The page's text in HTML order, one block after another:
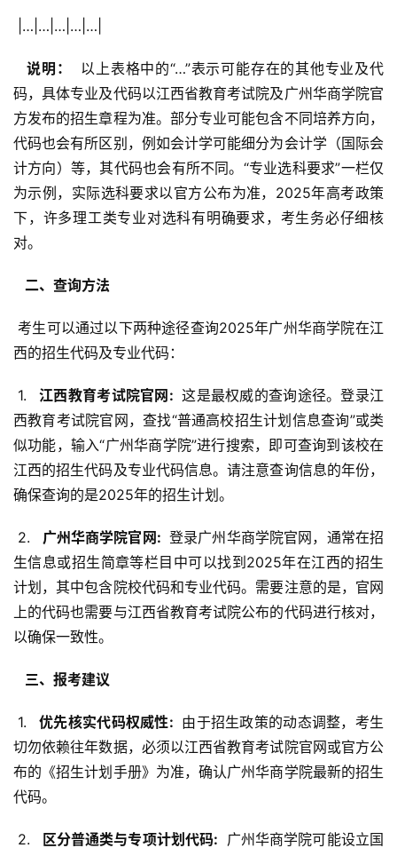
|…|…|…|…|…|
  说明：
以上表格中的“…”表示可能存在的其他专业及代
码，具体专业及代码以江西省教育考试院及广州华商学院官
方发布的招生章程为准。部分专业可能包含不同培养方向，
代码也会有所区别，例如会计学可能细分为会计学（国际会
计方向）等，其代码也会有所不同。“专业选科要求”一栏仅
为示例，实际选科要求以官方公布为准，2025年高考政策
下，许多理工类专业对选科有明确要求，考生务必仔细核
对。
  二、查询方法
考生可以通过以下两种途径查询2025年广州华商学院在江
西的招生代码及专业代码：
1.
  江西教育考试院官网:
这是最权威的查询途径。登录江
西教育考试院官网，查找“普通高校招生计划信息查询”或类
似功能，输入“广州华商学院”进行搜索，即可查询到该校在
江西的招生代码及专业代码信息。请注意查询信息的年份，
确保查询的是2025年的招生计划。
2.
  广州华商学院官网:
登录广州华商学院官网，通常在招
生信息或招生简章等栏目中可以找到2025年在江西的招生
计划，其中包含院校代码和专业代码。需要注意的是，官网
上的代码也需要与江西省教育考试院公布的代码进行核对，
以确保一致性。
  三、报考建议
1.
  优先核实代码权威性:
由于招生政策的动态调整，考生
切勿依赖往年数据，必须以江西省教育考试院官网或官方公
布的《招生计划手册》为准，确认广州华商学院最新的招生
代码。
2.
  区分普通类与专项计划代码:
广州华商学院可能设立国